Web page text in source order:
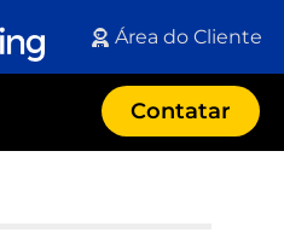
Área do Cliente
Contatar